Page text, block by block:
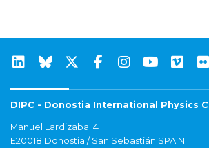
DIPC - Donostia International Physics
Manuel Lardizabal 4
E20018 Donostia / San Sebastián SPAIN